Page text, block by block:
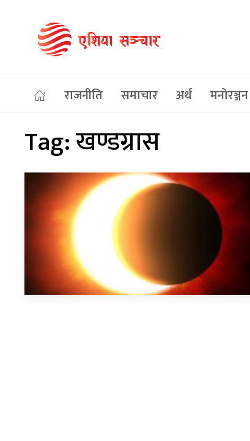
राजनीति समाचार अर्थ मनोरञ्जन
Tag:खण्डग्रास